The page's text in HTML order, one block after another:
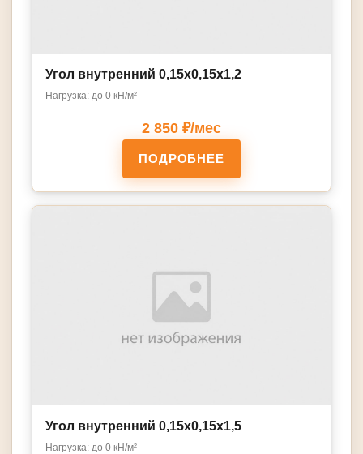
Угол внутренний 0,15х0,15х1,2
Нагрузка: до 0 кН/м²
2 850 ₽/мес
ПОДРОБНЕЕ
Угол внутренний 0,15х0,15х1,5
Нагрузка: до 0 кН/м²